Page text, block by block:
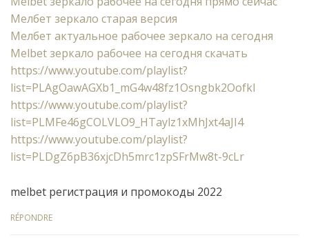
Мелбет зеркало старая версия
Мелбет актуальное рабочее зеркало на сегодня
Melbet зеркало рабочее на сегодня скачать
https://www.youtube.com/playlist?
list=PLAgOawAGXb1_mG4w48fz1Osngbk2Oofkl
https://www.youtube.com/playlist?
list=PLMFe46gCOLVLO9_HTaylz1xMhJxt4aJI4
https://www.youtube.com/playlist?
list=PLDgZ6pB36xjcDh5mrc1zpSFrMw8t-9cLr
melbet регистрация и промокоды 2022
RÉPONDRE